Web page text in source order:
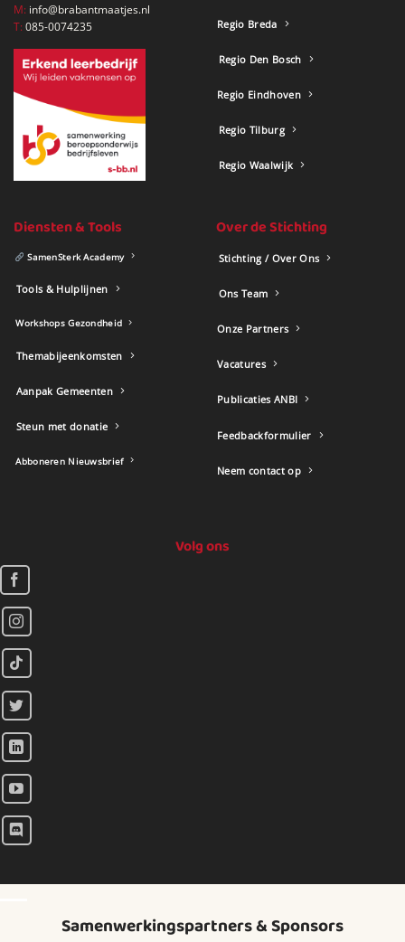
M: info@brabantmaatjes.nl
T:085-0074235 Regio Breda
Regio Den Bosch
Regio Eindhoven
Regio Tilburg
Regio Waalwijk
Diensten & Tools
SamenSterk Academy
Tools & Hulplijnen
Workshops Gezondheid
Themabijeenkomsten
Aanpak Gemeenten
Steun met donatie
Abboneren Nieuwsbrief
Over de Stichting
Stichting / Over Ons
Ons Team
Onze Partners
Vacatures
Publicaties ANBI
Feedbackformulier
Neem contact op
Volg ons
Samenwerkingspartners & Sponsors